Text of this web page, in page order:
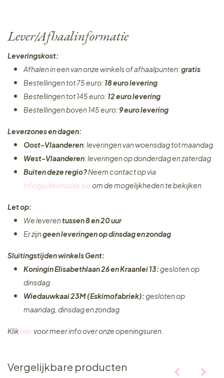
Lever/Afhaalinformatie
Leveringskost:
Afhalen in een van onze winkels of afhaalpunten:gratis
Bestellingen tot 75 euro: 18 euro levering
Bestellingen tot 145 euro: 12 euro levering
Bestellingen boven 145 euro: 9 euro levering
Leverzones en dagen:
Oost-Vlaanderen: leveringen van woensdag tot maandag
West-Vlaanderen: leveringen op donderdag en zaterdag
Buiten deze regio?Neem contact op via
info@julieshouse.beom de mogelijkheden te bekijken
Let op:
We leverentussen 8 en 20 uur
Er zijngeen leveringenop dinsdag en zondag
Sluitingstijden winkels Gent:
Koningin Elisabethlaan 26 en Kraanlei 13:gesloten op
dinsdag
Wiedauwkaai 23M (Eskimofabriek):gesloten op
maandag, dinsdag en zondag
Klikhiervoor meer info over onze openingsuren.
Vergelijkbare producten